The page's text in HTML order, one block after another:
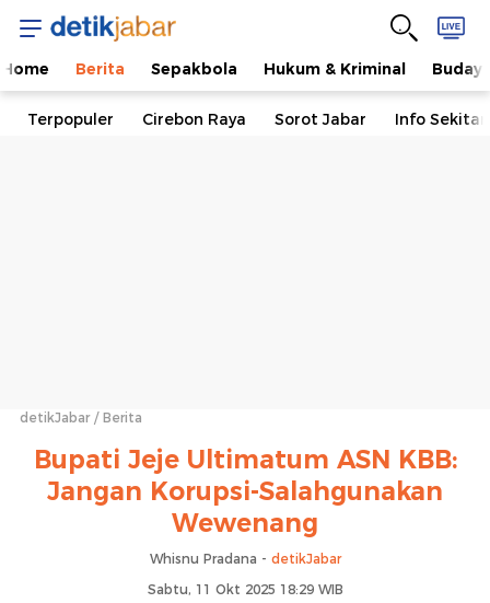
Home Berita Sepakbola Hukum & Kriminal
Terpopuler Cirebon Raya Sorot Jabar Info
detikJabar Berita
Bupati Jeje Ultimatum ASN KBB:
Jangan Korupsi-Salahgunakan
Wewenang
Whisnu Pradana - detikJabar
Sabtu, 11 Okt 2025 18:29 WIB